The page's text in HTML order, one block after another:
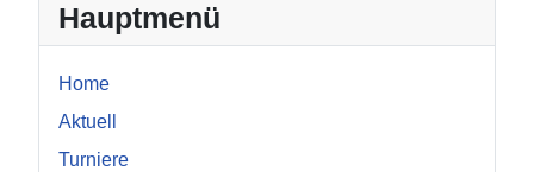
Hauptmenü
Home
Aktuell
Turniere